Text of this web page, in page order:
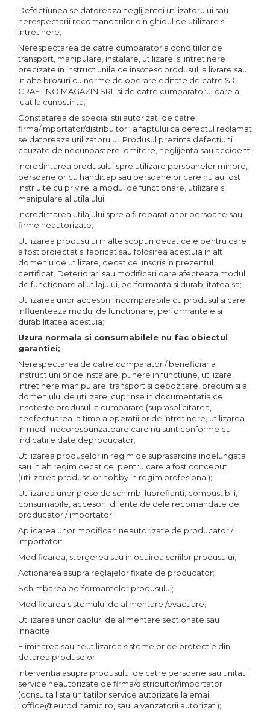
Defectiunea se datoreaza neglijentei utilizatorului sau
nerespectarii recomandarilor din ghidul de utilizare si
intretinere;
Nerespectarea de catre cumparator a conditiilor de
transport, manipulare, instalare, utilizare, si intretinere
precizate in instructiunile ce insotesc produsul la livrare sau
in alte brosuri cu norme de operare editate de catre S.C.
CRAFTINO MAGAZIN SRL si de catre cumparatorul care a
luat la cunostinta;
Constatarea de specialistii autorizati de catre
firma/importator/distribuitor , a faptului ca defectul reclamat
se datoreaza utilizatorului. Produsul prezinta defectiuni
cauzate de necunoastere, omitere, neglijenta sau accident;
Incredintarea produsului spre utilizare persoanelor minore,
persoanelor cu handicap sau persoanelor care nu au fost
instr uite cu privire la modul de functionare, utilizare si
manipulare al utilajului;
Incredintarea utilajului spre a fi reparat altor persoane sau
firme neautorizate;
Utilizarea produsului in alte scopuri decat cele pentru care
a fost proiectat si fabricat sau folosirea acestuia in alt
domeniu de utilizare, decat cel inscris in prezentul
certificat. Deteriorari sau modificari care afecteaza modul
de functionare al utilajului, performanta si durabilitatea sa;
Utilizarea unor accesorii incomparabile cu produsul si care
influenteaza modul de functionare, performantele si
durabilitatea acestuia;
Uzura normala si consumabilele nu fac obiectul
garantiei;
Nerespectarea de catre comparator / beneficiar a
instructiunilor de instalare, punere in functiune, utilizare,
intretinere manipulare, transport si depozitare, precum si a
domeniului de utilizare, cuprinse in documentatia ce
insoteste produsul la cumparare (suprasolicitarea,
neefectuarea la timp a operatiilor de intretinere, utilizarea
in medii necorespunzatoare care nu sunt conforme cu
indicatiile date deproducator;
Utilizarea produselor in regim de suprasarcina indelungata
sau in alt regim decat cel pentru care a fost conceput
(utilizarea produselor hobby in regim profesional);
Utilizarea unor piese de schimb, lubrefianti, combustibili,
consumabile, accesorii diferite de cele recomandate de
producator / importator;
Aplicarea unor modificari neautorizate de producator /
importator:
Modificarea, stergerea sau inlocuirea seriilor produsului;
Actionarea asupra reglajelor fixate de producator;
Schimbarea performantelor produsului;
Modificarea sistemului de alimentare /evacuare;
Utilizarea unor cabluri de alimentare sectionate sau
innadite;
Eliminarea sau neutilizarea sistemelor de protectie din
dotarea produselor;
Interventia asupra produsului de catre persoane sau unitati
service neautorizate de firma/distribuitor/importator
(consulta lista unitatilor service autorizate la email
: office@eurodinamic.ro, sau la vanzatorii autorizati);